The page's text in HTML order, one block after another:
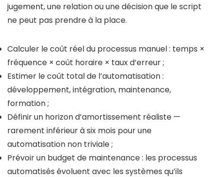
jugement, une relation ou une décision que le script
ne peut pas prendre à la place.
Calculer le coût réel du processus manuel : temps ×
fréquence × coût horaire × taux d’erreur ;
Estimer le coût total de l’automatisation :
développement, intégration, maintenance,
formation ;
Définir un horizon d’amortissement réaliste —
rarement inférieur à six mois pour une
automatisation non triviale ;
Prévoir un budget de maintenance : les processus
automatisés évoluent avec les systèmes qu’ils